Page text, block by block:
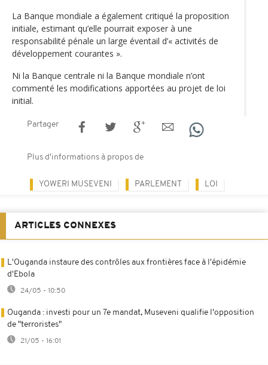
La Banque mondiale a également critiqué la proposition
initiale, estimant qu’elle pourrait exposer à une
responsabilité pénale un large éventail d’« activités de
développement courantes ».
Ni la Banque centrale ni la Banque mondiale n’ont
commenté les modifications apportées au projet de loi
initial.
Partager
Plus d'informations à propos de
YOWERI MUSEVENI PARLEMENT LOI
ARTICLES CONNEXES
L'Ouganda instaure des contrôles aux frontières face à l'épidémie
d'Ebola
24/05 - 10:50
Ouganda : investi pour un 7e mandat, Museveni qualifie l'opposition
de "terroristes"
21/05 - 16:01